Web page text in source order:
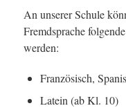
An unserer Schule
Fremdsprache
werden:
Französisch,
Latein (ab Kl. 10)